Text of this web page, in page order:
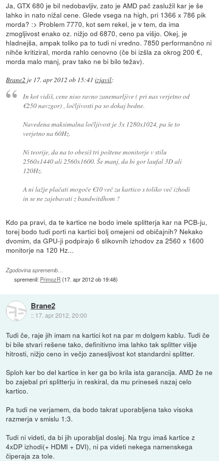
Ja, GTX 680 je bil nedobavljiv, zato je AMD pač zaslužil kar je še
lahko in nato nižal cene. Glede vsega na high, pri 1366 x 786 pik
morda? :> Problem 7770, kot sem rekel, je v tem, da ima
zmogljivost enako oz. nižjo od 6870, ceno pa višjo. Okej, je
hladnejša, ampak toliko pa to tudi ni vredno. 7850 performančno ni
nihče kritiziral, morda rahlo cenovno (če bi izšla za okrog 200 €,
morda malo manj, prav tako ne bi bilo težav).
Brane2 je 17. apr 2012 ob 15:41 izjavil:
In kot vidiš, cene niso ravno zanemarljive ( pri nas verjetno od
€250 navzgor) , ločljivosti pa so dokaj bedne.
Navedena maksimalna ločljivost je 3x 1280x1024, pa še to
verjetno na 60Hz.
Ni teorije, da na to obesiš tri poštene monitorje v stilu
2560x1440 ali 2560x1600. Še manj, da bi gor laufal 3D ali
120Hz.
A ni lažje plačati mogoče €10 več za kartico s toliko več izhodi
in se ne zajebavati z bandwitdhom ?
Kdo pa pravi, da te kartice ne bodo imele splitterja kar na PCB-ju,
torej bodo tudi porti na kartici bolj omejeni od običajnih? Nekako
dvomim, da GPU-ji podpirajo 6 slikovnih izhodov za 2560 x 1600
monitorje na 120 Hz...
Zgodovina sprememb…
spremenil: PrimozR (17. apr 2012 ob 19:48)
Brane2
:: 17. apr 2012, 20:00
Tudi če, raje jih imam na kartici kot na par m dolgem kablu. Tudi če
bi bile stvari rešene tako, definitivno ima lahko tak splitter višje
hitrosti, nižjo ceno in večjo zanesljivost kot standardni splitter.
Sploh ker bo del kartice in ker ga bo krila ista garancija. AMD že ne
bo zajebal pri splitterju in reskiral, da mu prineseš nazaj celo
kartico.
Pa tudi ne verjamem, da bodo takrat uporabljena tako visoka
razmerja v smislu 1:3.
Tudi ni videti, da bi jih uporabljal doslej. Na trgu imaš kartice z
4xDP izhodi(+ HDMI + DVI), ni pa videti nekega namenskega
čiperaja za tole.